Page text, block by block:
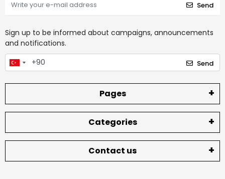
Send
Sign up to be informed about campaigns, announcements
and notifications.
Send
Pages
Categories
Contact us